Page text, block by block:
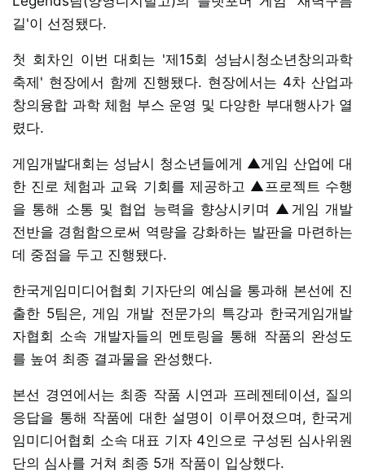
길'이 선정됐다.
첫 회차인 이번 대회는 '제15회 성남시청소년창의과학
축제' 현장에서 함께 진행됐다. 현장에서는 4차 산업과
창의융합 과학 체험 부스 운영 및 다양한 부대행사가 열
렸다.
게임개발대회는 성남시 청소년들에게 ▲게임 산업에 대
한 진로 체험과 교육 기회를 제공하고 ▲프로젝트 수행
을 통해 소통 및 협업 능력을 향상시키며 ▲게임 개발
전반을 경험함으로써 역량을 강화하는 발판을 마련하는
데 중점을 두고 진행됐다.
한국게임미디어협회 기자단의 예심을 통과해 본선에 진
출한 5팀은, 게임 개발 전문가의 특강과 한국게임개발
자협회 소속 개발자들의 멘토링을 통해 작품의 완성도
를 높여 최종 결과물을 완성했다.
본선 경연에서는 최종 작품 시연과 프레젠테이션, 질의
응답을 통해 작품에 대한 설명이 이루어졌으며, 한국게
임미디어협회 소속 대표 기자 4인으로 구성된 심사위원
단의 심사를 거쳐 최종 5개 작품이 입상했다.